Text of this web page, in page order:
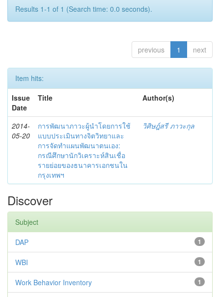
Results 1-1 of 1 (Search time: 0.0 seconds).
previous 1 next
Item hits:
Issue
Date
Title Author(s)
2014-
05-20
การพัฒนาภาวะผู้นำโดยการใช้
แบบประเมินทางจิตวิทยาและ
การจัดทำแผนพัฒนาตนเอง:
กรณีศึกษานักวิเคราะห์สินเชื่อ
รายย่อยของธนาคารเอกชนใน
กรุงเทพฯ
วิศิษฎ์สรี ภาวะกุล
Discover
Subject
1
DAP
1
WBI
1
Work Behavior Inventory